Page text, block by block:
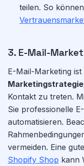
teilen. So
3. E-Mail-
E-Mail-Marketing ist
Marketingstrategie
Kontakt zu treten.
Sie professionelle
automatisieren.
vermeiden. Eine gute
Shopify Shop kann